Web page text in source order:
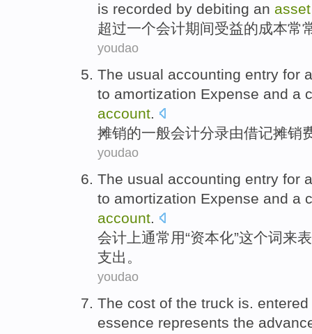
is recorded by debiting an asset
超过一个会计期间受益的成本常
youdao
The usual accounting entry for
to amortization Expense and a
account.
摊销的一般会计分录由借记摊销
youdao
The usual accounting entry for
to amortization Expense and a
account.
会计 上通常 用“资本化”这个词来
支出。
youdao
The cost of the truck is.
essence represents the